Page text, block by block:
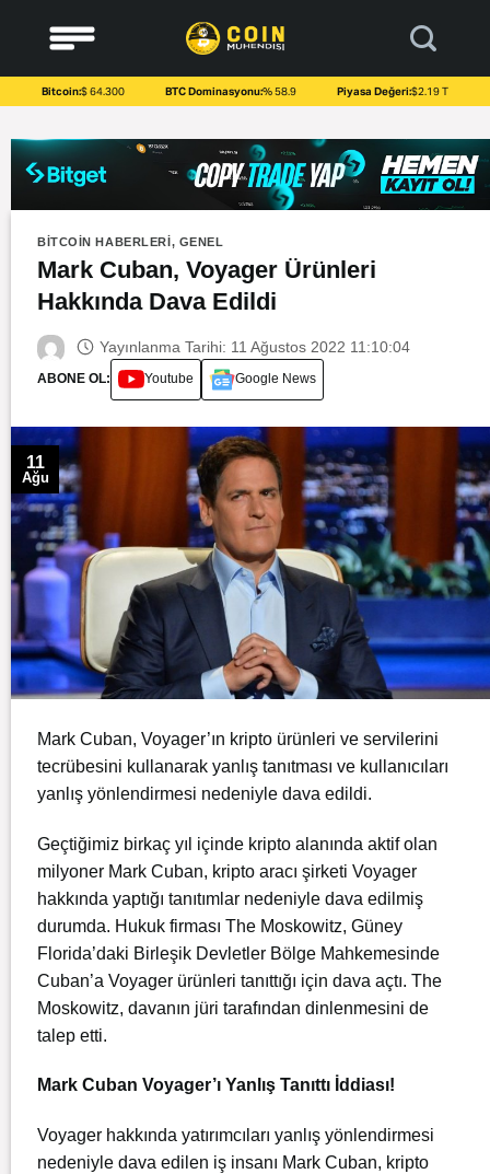
content
Bitcoin:$ 64.300 BTC Dominasyonu:% 58.9 Piyasa Değeri:$2.19 T
BITCOIN HABERLERI, GENEL
Mark Cuban, Voyager Ürünleri
Hakkında Dava Edildi
Yayınlanma Tarihi: 11 Ağustos 2022 11:10:04
ABONE OL: Youtube Google News
11
Ağu
Mark Cuban, Voyager’ın kripto ürünleri ve servilerini
tecrübesini kullanarak yanlış tanıtması ve kullanıcıları
yanlış yönlendirmesi nedeniyle dava edildi.
Geçtiğimiz birkaç yıl içinde kripto alanında aktif olan
milyoner Mark Cuban, kripto aracı şirketi Voyager
hakkında yaptığı tanıtımlar nedeniyle dava edilmiş
durumda. Hukuk firması The Moskowitz, Güney
Florida’daki Birleşik Devletler Bölge Mahkemesinde
Cuban’a Voyager ürünleri tanıttığı için dava açtı. The
Moskowitz, davanın jüri tarafından dinlenmesini de
talep etti.
Mark Cuban Voyager’ı Yanlış Tanıttı İddiası!
Voyager hakkında yatırımcıları yanlış yönlendirmesi
nedeniyle dava edilen iş insanı Mark Cuban, kripto